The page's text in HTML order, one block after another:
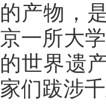
的产物，
京一所大
的世界遗
家们跋涉